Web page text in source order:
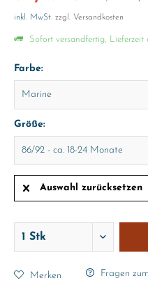
inkl. MwSt. zzgl. Versandkosten
Sofort versandfertig, Lieferzeit
Farbe:
Größe:
Auswahl zurücksetzen
Merken Fragen